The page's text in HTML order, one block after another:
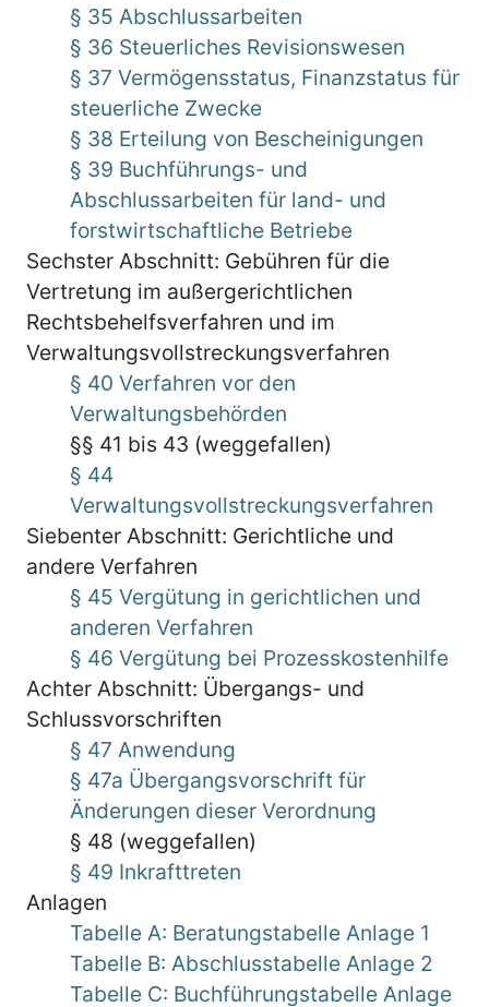
§ 35 Abschlussarbeiten
§ 36 Steuerliches Revisionswesen
§ 37 Vermögensstatus, Finanzstatus für
steuerliche Zwecke
§ 38 Erteilung von Bescheinigungen
§ 39 Buchführungs- und
Abschlussarbeiten für land- und
forstwirtschaftliche Betriebe
Sechster Abschnitt: Gebühren für die
Vertretung im außergerichtlichen
Rechtsbehelfsverfahren und im
Verwaltungsvollstreckungsverfahren
§ 40 Verfahren vor den
Verwaltungsbehörden
§§ 41 bis 43 (weggefallen)
§ 44
Verwaltungsvollstreckungsverfahren
Siebenter Abschnitt: Gerichtliche und
andere Verfahren
§ 45 Vergütung in gerichtlichen und
anderen Verfahren
§ 46 Vergütung bei Prozesskostenhilfe
Achter Abschnitt: Übergangs- und
Schlussvorschriften
§ 47 Anwendung
§ 47a Übergangsvorschrift für
Änderungen dieser Verordnung
§ 48 (weggefallen)
§ 49 Inkrafttreten
Anlagen
Tabelle A: Beratungstabelle Anlage 1
Tabelle B: Abschlusstabelle Anlage 2
Tabelle C: Buchführungstabelle Anlage